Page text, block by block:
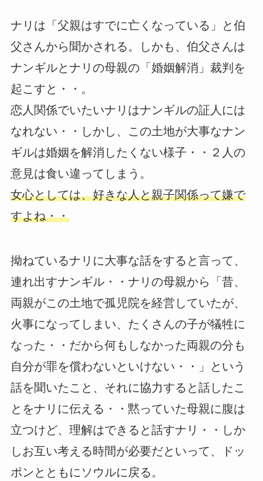
ナリは「父親はすでに亡くなっている」と伯
父さんから聞かされる。しかも、伯父さんは
ナンギルとナリの母親の「婚姻解消」裁判を
起こすと・・。
恋人関係でいたいナリはナンギルの証人には
なれない・・しかし、この土地が大事なナン
ギルは婚姻を解消したくない様子・・２人の
意見は食い違ってしまう。
女心としては、好きな人と親子関係って嫌で
すよね・・
拗ねているナリに大事な話をすると言って、
連れ出すナンギル・・ナリの母親から「昔、
両親がこの土地で孤児院を経営していたが、
火事になってしまい、たくさんの子が犠牲に
なった・・だから何もしなかった両親の分も
自分が罪を償わないといけない・・」という
話を聞いたこと、それに協力すると話したこ
とをナリに伝える・・黙っていた母親に腹は
立つけど、理解はできると話すナリ・・しか
しお互い考える時間が必要だといって、ドッ
ポンとともにソウルに戻る。